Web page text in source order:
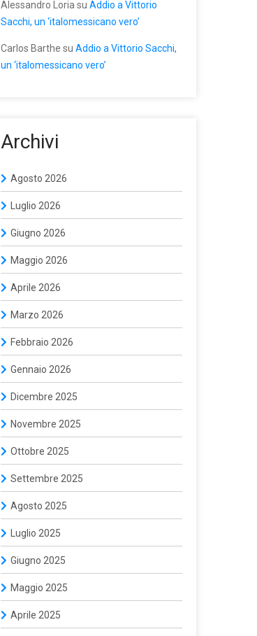
Alessandro Loria su Addio a Vittorio
Sacchi, un ‘italomessicano vero’
Carlos Barthe su Addio a Vittorio Sacchi,
un ‘italomessicano vero’
Archivi
Agosto 2026
Luglio 2026
Giugno 2026
Maggio 2026
Aprile 2026
Marzo 2026
Febbraio 2026
Gennaio 2026
Dicembre 2025
Novembre 2025
Ottobre 2025
Settembre 2025
Agosto 2025
Luglio 2025
Giugno 2025
Maggio 2025
Aprile 2025